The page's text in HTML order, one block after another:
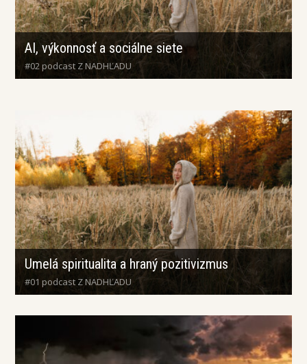
AI, výkonnosť a sociálne siete
#02 podcast Z NADHĽADU
Umelá spiritualita a hraný pozitivizmus
#01 podcast Z NADHĽADU